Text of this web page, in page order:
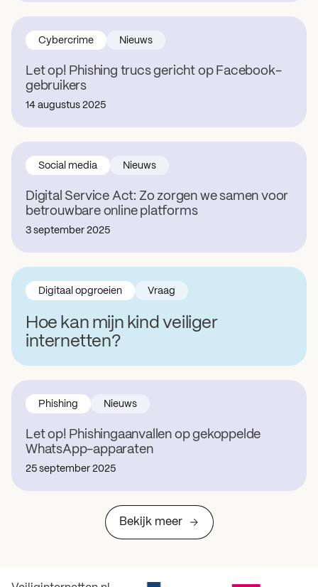
Let op! Phishing trucs gericht op Facebook-
gebruikers
Cybercrime Nieuws
14 augustus 2025
Digital Service Act: Zo zorgen we samen voor
betrouwbare online platforms
Social media Nieuws
3 september 2025
Hoe kan mijn kind veiliger
internetten?
Digitaal opgroeien Vraag
Let op! Phishingaanvallen op gekoppelde
WhatsApp-apparaten
Phishing Nieuws
25 september 2025
Bekijk meer